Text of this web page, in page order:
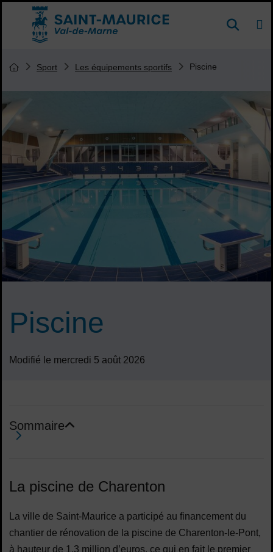
Menu de raccourcis
Accueil ville de Saint-Maurice DE
Piscine
Modifié le mercredi 5 août 2026
Vous êtes ici :
Page d'accueil du site
Sport Les équipements sportifs Piscine
Sommaire
La piscine de Charenton
La ville de Saint-Maurice a participé au financement du
chantier de rénovation de la piscine de Charenton-le-Pont,
à hauteur de 1,3 million d’euros, ce qui en fait le premier